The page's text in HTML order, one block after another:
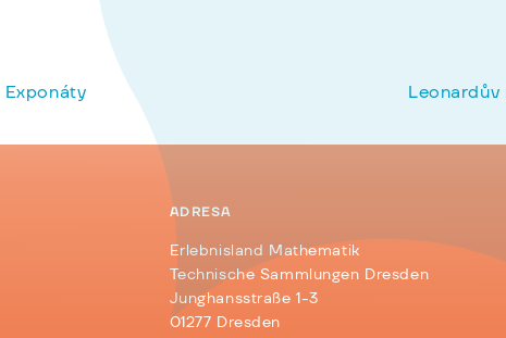
Exponáty Leonardův
ADRESA
Erlebnisland Mathematik
Technische Sammlungen Dresden
Junghansstraße 1-3
01277 Dresden